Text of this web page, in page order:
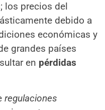
los precios del
debido a
económicas y
grandes países
en pérdidas
regulaciones